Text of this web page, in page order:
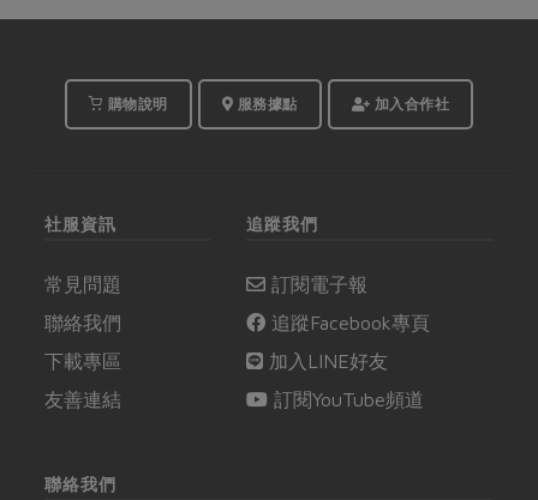
購物說明 服務據點 加入合作社
社服資訊
常見問題
聯絡我們
下載專區
友善連結
追蹤我們
訂閱電子報
追蹤Facebook專頁
加入LINE好友
訂閱YouTube頻道
聯絡我們